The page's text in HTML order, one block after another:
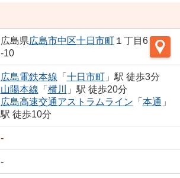
広島県広島市中区十日市町１丁目6
-10
広島電鉄本線 「 十日市町」駅 徒歩3分
山陽本線 「 横川
」駅 徒歩20分
広島高速交通アストラムライン 「 本通 」
駅 徒歩10分
-
-